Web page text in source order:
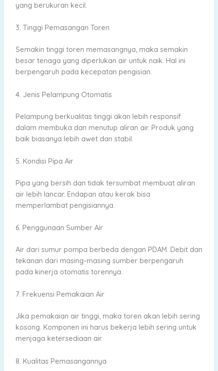
yang berukuran kecil.
3. Tinggi Pemasangan Toren
Semakin tinggi toren memasangnya, maka semakin
besar tenaga yang diperlukan air untuk naik. Hal ini
berpengaruh pada kecepatan pengisian.
4. Jenis Pelampung Otomatis
Pelampung berkualitas tinggi akan lebih responsif
dalam membuka dan menutup aliran air. Produk yang
baik biasanya lebih awet dan stabil.
5. Kondisi Pipa Air
Pipa yang bersih dan tidak tersumbat membuat aliran
air lebih lancar. Endapan atau kerak bisa
memperlambat pengisiannya.
6. Penggunaan Sumber Air
Air dari sumur pompa berbeda dengan PDAM. Debit dan
tekanan dari masing-masing sumber berpengaruh
pada kinerja otomatis torennya.
7. Frekuensi Pemakaian Air
Jika pemakaian air tinggi, maka toren akan lebih sering
kosong. Komponen ini harus bekerja lebih sering untuk
menjaga ketersediaan air.
8. Kualitas Pemasangannya